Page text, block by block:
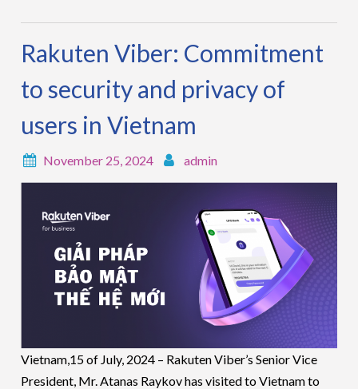
Rakuten Viber: Commitment
to security and privacy of
users in Vietnam
November 25, 2024 admin
Vietnam,15 of July, 2024 – Rakuten Viber’s Senior Vice
President, Mr. Atanas Raykov has visited to Vietnam to